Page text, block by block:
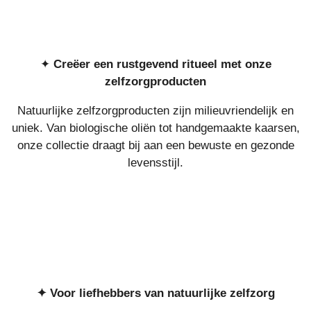
✦ Creëer een rustgevend ritueel met onze
zelfzorgproducten
Natuurlijke zelfzorgproducten zijn milieuvriendelijk en
uniek. Van biologische oliën tot handgemaakte kaarsen,
onze collectie draagt bij aan een bewuste en gezonde
levensstijl.
✦ Voor liefhebbers van natuurlijke zelfzorg